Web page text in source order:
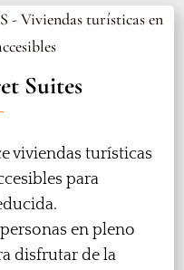
Suites
viviendas turísticas
para
en pleno
disfrutar de la